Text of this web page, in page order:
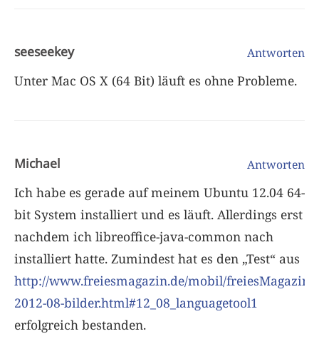
seeseekey Antworten
Unter Mac OS X (64 Bit) läuft es ohne Probleme.
Michael Antworten
Ich habe es gerade auf meinem Ubuntu 12.04 64-
bit System installiert und es läuft. Allerdings erst
nachdem ich libreoffice-java-common nach
installiert hatte. Zumindest hat es den „Test“ aus
http://www.freiesmagazin.de/mobil/freiesMagazin-
2012-08-bilder.html#12_08_languagetool1
erfolgreich bestanden.